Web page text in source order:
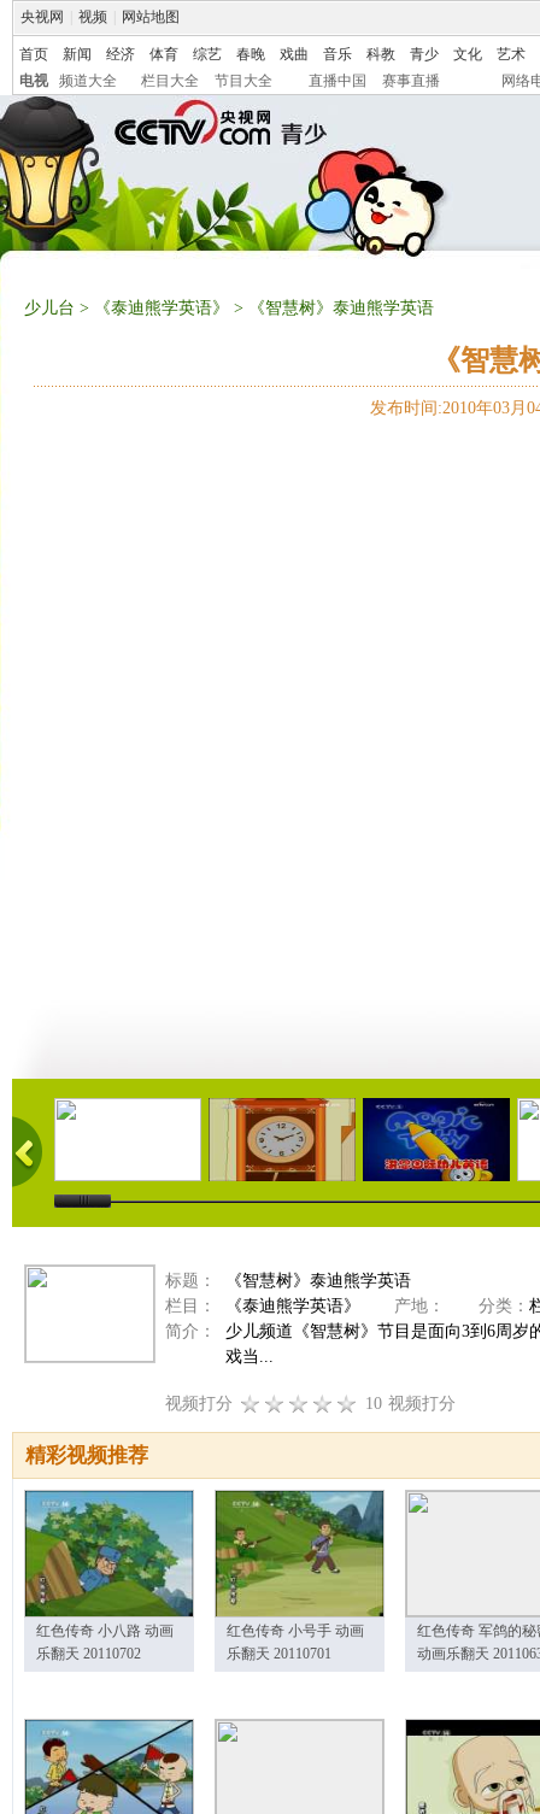
央视网 视频 网站地图
首页 新闻 经济 体育 综艺 春晚 戏曲 音乐 科教 青少 文化
艺术
电视
频道大全 栏目大全 节目大全 直播中国 赛事直播 网络
少儿台 > 《泰迪熊学英语》 > 《智慧树》泰迪熊学英语
《智慧
发布时间:2010年03月
05:03 06:23 06:17
标题：
《智慧树》泰迪熊学英语
栏目：
《泰迪熊学英语》 产地： 分类：
简介：
少儿频道《智慧树》节目是面向3到6周
戏当...
视频打分 10 视频打分
精彩视频推荐
红色传奇 小八路 动画
乐翻天 20110702
红色传奇 小号手 动画
乐翻天 20110701
红色传奇 军鸽的秘
动画乐翻天